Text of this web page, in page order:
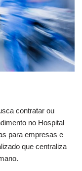
contratar ou
no Hospital
para empresas e
que centraliza